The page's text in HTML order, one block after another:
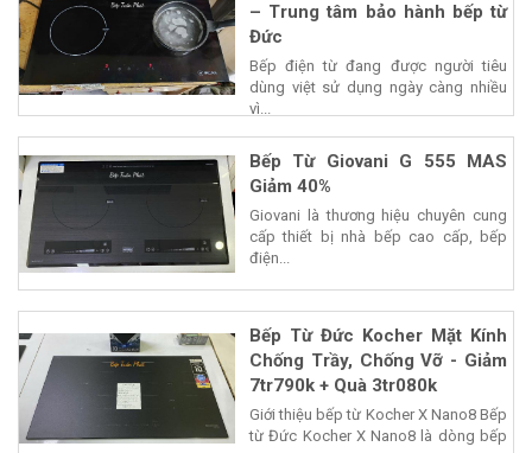
– Trung tâm bảo hành bếp từ
Đức
Bếp điện từ đang được người tiêu
dùng việt sử dụng ngày càng nhiều
vì...
Bếp Từ Giovani G 555 MAS
Giảm 40%
Giovani là thương hiệu chuyên cung
cấp thiết bị nhà bếp cao cấp, bếp
điện...
Bếp Từ Đức Kocher Mặt Kính
Chống Trầy, Chống Vỡ - Giảm
7tr790k + Quà 3tr080k
Giới thiệu bếp từ Kocher X Nano8 Bếp
từ Đức Kocher X Nano8 là dòng bếp